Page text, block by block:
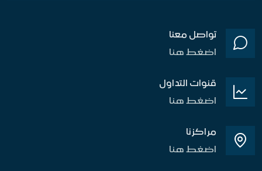
تواصل معنا
اضغط هنا
قنوات التداول
اضغط هنا
مراكزنا
اضغط هنا